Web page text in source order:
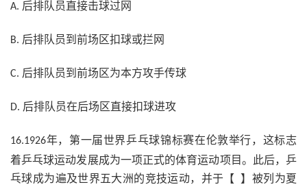
A. 后排队员直接击球过网
B. 后排队员到前场区扣球或拦网
C. 后排队员到前场区为本方攻手传球
D. 后排队员在后场区直接扣球进攻
16.1926年，第一届世界乒乓球锦标赛在伦敦举行，这标志
着乒乓球运动发展成为一项正式的体育运动项目。此后，乒
乓球成为遍及世界五大洲的竞技运动，并于【 】被列为夏